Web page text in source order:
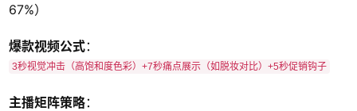
67%）
爆款视频公式：
3秒视觉冲击（高饱和度色彩）+7秒痛点展示（如脱妆对比）+5秒促销钩子
主播矩阵策略：